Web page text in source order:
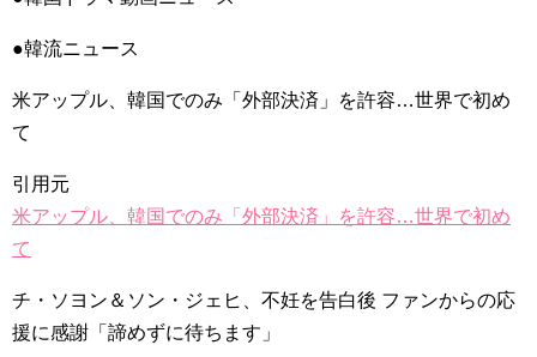
九尾狐外伝 第２話 キム・ジウ チョ・ヒョンジェ
チョ・ヒョンジェ 조현재 九尾狐外伝 制作発表会
Jin-Crash Landing On You/ヒョンビン❤️ソンイェジン / エンジョイ❕
ユン・ギュンサン、番組にも登場した愛猫が急死…イ・ソンギ
「まず熱く掃除せよ」女優キム・ユジョン、「健康がとても回
復…痩せたのはソン・ジェリムのせい!? 」 (11/26)
【裏芸能】キムユジョンの熱愛彼氏はあの大物俳優
●韓流ニュース
米アップル、韓国でのみ「外部決済」を許容…世界で初め
て
引用元
米アップル、韓国でのみ「外部決済」を許容…世界で初め
て
チ・ソヨン＆ソン・ジェヒ、不妊を告白後 ファンからの応
援に感謝「諦めずに待ちます」